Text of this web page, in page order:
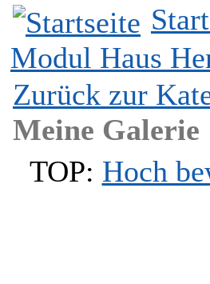
Modul Haus
Zurück zur
Meine Galerie
TOP: Hoch